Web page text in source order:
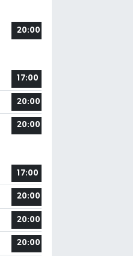
20:00
17:00
20:00
20:00
17:00
20:00
20:00
20:00